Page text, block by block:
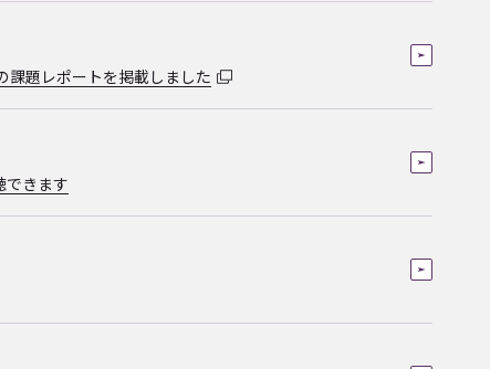
課題レポートを掲載しました
できます